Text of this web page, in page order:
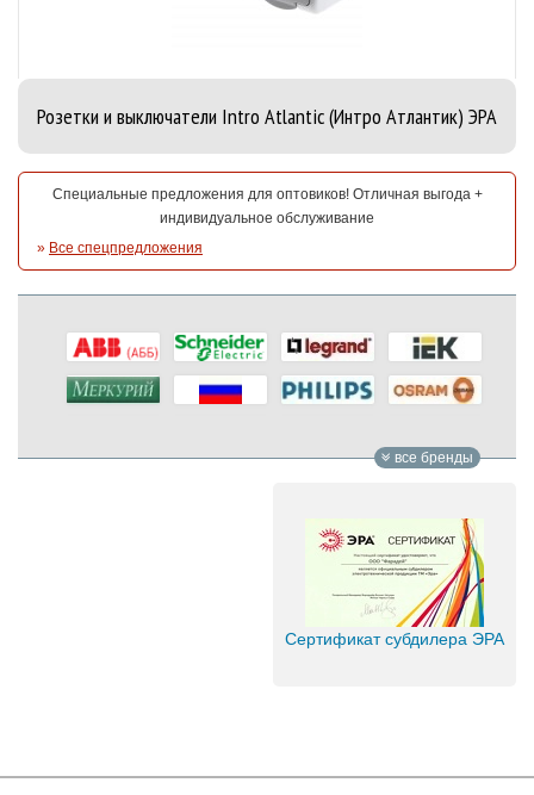
Розетки и выключатели Intro Atlantic (Интро Атлантик) ЭРА
Специальные предложения для оптовиков! Отличная выгода +
индивидуальное обслуживание
» Все спецпредложения
все бренды
Сертификат субдилера ЭРА